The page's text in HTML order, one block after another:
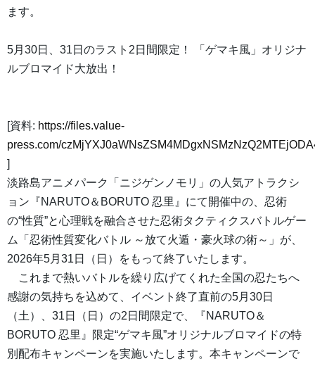
ます。
5月30日、31日のラスト2日間限定！ 「ゲマキ風」オリジナ
ルブロマイド大放出！
[資料: https://files.value-
press.com/
]
淡路島アニメパーク「ニジゲンノモリ」の人気アトラクシ
ョン『NARUTO＆BORUTO 忍里』にて開催中の、忍術
の“性質”と心理戦を融合させた忍術タクティクスバトルゲー
ム「忍術性質変化バトル ～放て火遁・豪火球の術～」が、
2026年5月31日（日）をもって終了いたします。
これまで熱いバトルを繰り広げてくれた全国の忍たちへ
感謝の気持ちを込めて、イベント終了直前の5月30日
（土）、31日（日）の2日間限定で、『NARUTO＆
BORUTO 忍里』限定“ゲマキ風”オリジナルブロマイドの特
別配布キャンペーンを実施いたします。本キャンペーンで